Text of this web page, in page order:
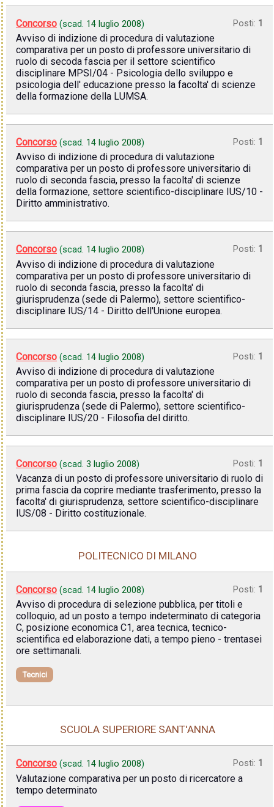
Concorso (scad. 14 luglio 2008) Posti: 1
Avviso di indizione di procedura di valutazione
comparativa per un posto di professore universitario di
ruolo di secoda fascia per il settore scientifico
disciplinare MPSI/04 - Psicologia dello sviluppo e
psicologia dell' educazione presso la facolta' di scienze
della formazione della LUMSA.
Concorso (scad. 14 luglio 2008) Posti: 1
Avviso di indizione di procedura di valutazione
comparativa per un posto di professore universitario di
ruolo di seconda fascia, presso la facolta' di scienze
della formazione, settore scientifico-disciplinare IUS/10 -
Diritto amministrativo.
Concorso (scad. 14 luglio 2008) Posti: 1
Avviso di indizione di procedura di valutazione
comparativa per un posto di professore universitario di
ruolo di seconda fascia, presso la facolta' di
giurisprudenza (sede di Palermo), settore scientifico-
disciplinare IUS/14 - Diritto dell'Unione europea.
Concorso (scad. 14 luglio 2008) Posti: 1
Avviso di indizione di procedura di valutazione
comparativa per un posto di professore universitario di
ruolo di seconda fascia, presso la facolta' di
giurisprudenza (sede di Palermo), settore scientifico-
disciplinare IUS/20 - Filosofia del diritto.
Concorso (scad. 3 luglio 2008) Posti: 1
Vacanza di un posto di professore universitario di ruolo di
prima fascia da coprire mediante trasferimento, presso la
facolta' di giurisprudenza, settore scientifico-disciplinare
IUS/08 - Diritto costituzionale.
POLITECNICO DI MILANO
Concorso (scad. 14 luglio 2008) Posti: 1
Avviso di procedura di selezione pubblica, per titoli e
colloquio, ad un posto a tempo indeterminato di categoria
C, posizione economica C1, area tecnica, tecnico-
scientifica ed elaborazione dati, a tempo pieno - trentasei
ore settimanali.
Tecnici
SCUOLA SUPERIORE SANT'ANNA
Concorso (scad. 14 luglio 2008) Posti: 1
Valutazione comparativa per un posto di ricercatore a
tempo determinato